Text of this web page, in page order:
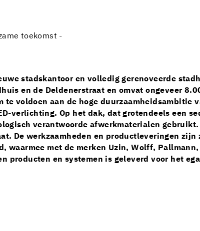
toekomst -
stadskantoor en volledig gerenoveerde
en de Deldenerstraat en omvat ongeveer
te voldoen aan de hoge duurzaamheidsambitie
verlichting. Op het dak, dat grotendeels een
verantwoorde afwerkmaterialen gebruikt.
De werkzaamheden en productleveringen zijn
waarmee met de merken Uzin, Wolff,
producten en systemen is geleverd voor het